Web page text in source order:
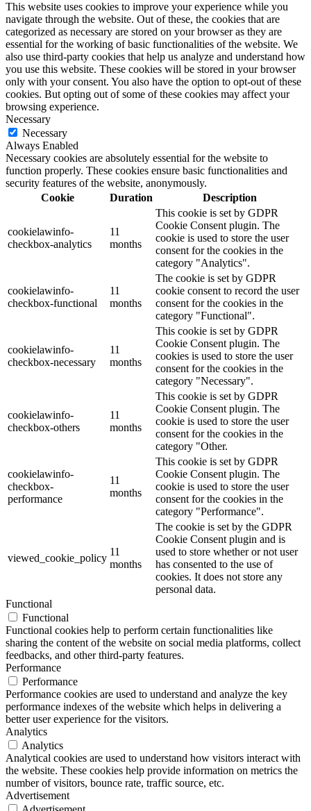
This website uses cookies to improve your experience while you
navigate through the website. Out of these, the cookies that are
categorized as necessary are stored on your browser as they are
essential for the working of basic functionalities of the website. We
also use third-party cookies that help us analyze and understand how
you use this website. These cookies will be stored in your browser
only with your consent. You also have the option to opt-out of these
cookies. But opting out of some of these cookies may affect your
browsing experience.
Necessary
Necessary
Always Enabled
Necessary cookies are absolutely essential for the website to
function properly. These cookies ensure basic functionalities and
security features of the website, anonymously.
Cookie
Duration Description
cookielawinfo-
checkbox-analytics
11
months
This cookie is set by GDPR
Cookie Consent plugin. The
cookie is used to store the user
consent for the cookies in the
category "Analytics".
cookielawinfo-
checkbox-functional
11
months
The cookie is set by GDPR
cookie consent to record the user
consent for the cookies in the
category "Functional".
cookielawinfo-
checkbox-necessary
11
months
This cookie is set by GDPR
Cookie Consent plugin. The
cookies is used to store the user
consent for the cookies in the
category "Necessary".
cookielawinfo-
checkbox-others
11
months
This cookie is set by GDPR
Cookie Consent plugin. The
cookie is used to store the user
consent for the cookies in the
category "Other.
cookielawinfo-
checkbox-
performance
11
months
This cookie is set by GDPR
Cookie Consent plugin. The
cookie is used to store the user
consent for the cookies in the
category "Performance".
viewed_cookie_policy
11
months
The cookie is set by the GDPR
Cookie Consent plugin and is
used to store whether or not user
has consented to the use of
cookies. It does not store any
personal data.
Functional
Functional
Functional cookies help to perform certain functionalities like
sharing the content of the website on social media platforms, collect
feedbacks, and other third-party features.
Performance
Performance
Performance cookies are used to understand and analyze the key
performance indexes of the website which helps in delivering a
better user experience for the visitors.
Analytics
Analytics
Analytical cookies are used to understand how visitors interact with
the website. These cookies help provide information on metrics the
number of visitors, bounce rate, traffic source, etc.
Advertisement